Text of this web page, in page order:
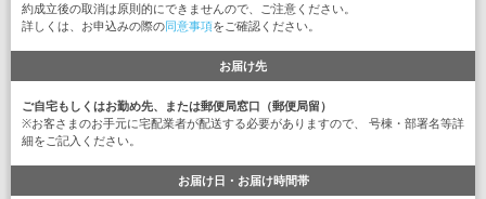
約成立後の取消は原則的にできませんので、ご注意ください。
詳しくは、お申込みの際の同意事項をご確認ください。
お届け先
ご自宅もしくはお勤め先、または郵便局窓口（郵便局留）
※お客さまのお手元に宅配業者が配送する必要がありますので、 号棟・部署名等詳
細をご記入ください。
お届け日・お届け時間帯